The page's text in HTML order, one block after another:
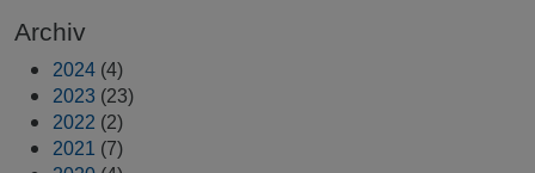
Archiv
2024 (4)
2023 (23)
2022 (2)
2021 (7)